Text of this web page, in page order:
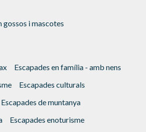
i mascotes
Escapades en família - amb nens
Escapades culturals
Escapades de muntanya
Escapades enoturisme